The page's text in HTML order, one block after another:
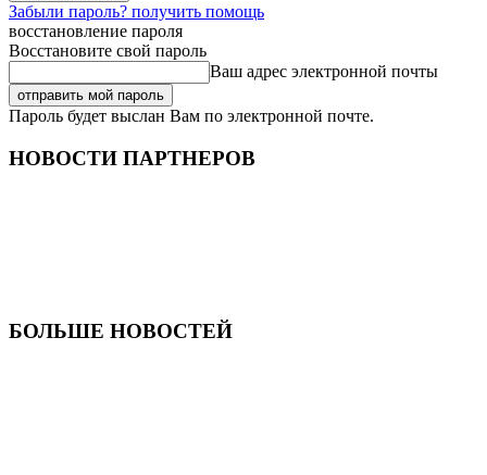
Забыли пароль? получить помощь
восстановление пароля
Восстановите свой пароль
Ваш адрес электронной почты
Пароль будет выслан Вам по электронной почте.
НОВОСТИ ПАРТНЕРОВ
БОЛЬШЕ НОВОСТЕЙ